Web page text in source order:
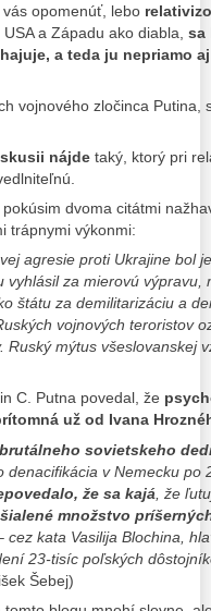
vás opomenúť, lebo
a Západu ako diabla, sa
a teda ju nepriamo
vojnového zločinca Putina,
nájde taký, ktorý pri
dvoma citátmi
trápnymi výkonmi:
agresie proti Ukrajine bol
vyhlásil za mierovú výpravu,
štátu za demilitarizáciu a
vojnových teroristov
mýtus všeslovanskej
C. Putna povedal, že
už od Ivana
sovietskeho
v Nemecku po
že sa kajá , že
množstvo
kata Vasilija Blochina,
23-tisíc poľských
Šebej)